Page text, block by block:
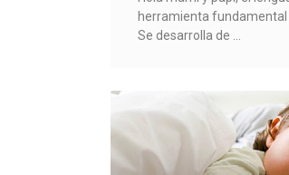
herramienta fundamental
Se desarrolla de